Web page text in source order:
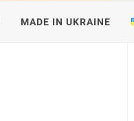
MADE IN UKRAINE